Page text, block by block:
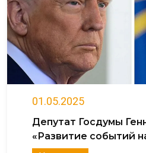
01.05.2025
Депутат Госдумы
«Развитие событий